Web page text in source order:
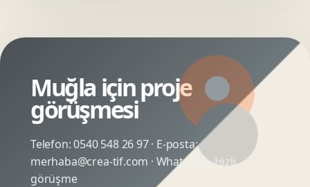
Muğla için proje
görüşmesi
Telefon:0540 548 26 97· E-posta:
merhaba@crea-tif.com · WhatsApp:Hızlı
görüşme